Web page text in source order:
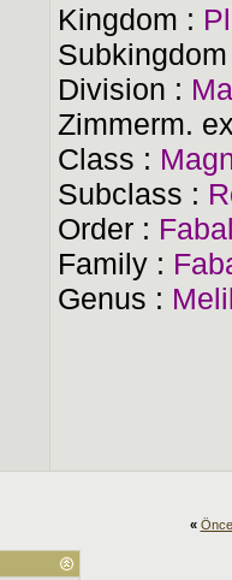
Kingdom :
Division :
Zimmerm.
Class :
Subclass :
Order :
Family :
Genus :
«